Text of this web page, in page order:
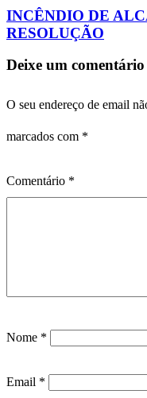
INCÊNDIO DE
RESOLUÇÃO
Deixe um comentário
O seu endereço de email
marcados com *
Comentário *
Nome *
Email *